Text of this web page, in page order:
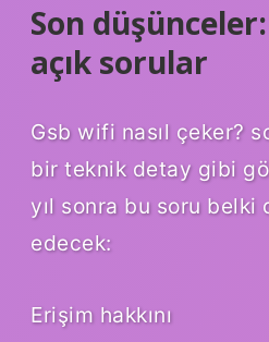
Son
açık sorular
Gsb wifi nasıl çeker?
bir teknik detay gibi
yıl sonra bu soru belki
edecek:
Erişim hakkını